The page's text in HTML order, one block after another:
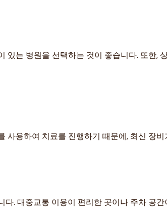
는 병원을 선택하는 것이 좋습니다. 또한,
용하여 치료를 진행하기 때문에, 최신 장
. 대중교통 이용이 편리한 곳이나 주차 공